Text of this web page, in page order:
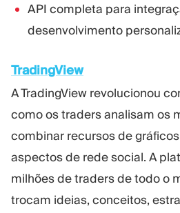
API completa para
desenvolvimento
TradingView
A TradingView revolucionou
como os traders analisam os
combinar recursos de
aspectos de rede social. A
milhões de traders de todo o
trocam ideias, conceitos,